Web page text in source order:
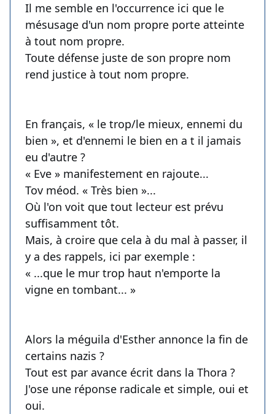
Il me semble en l'occurrence ici que le
mésusage d'un nom propre porte atteinte
à tout nom propre.
Toute défense juste de son propre nom
rend justice à tout nom propre.
En français, « le trop/le mieux, ennemi du
bien », et d'ennemi le bien en a t il jamais
eu d'autre ?
« Eve » manifestement en rajoute...
Tov méod. « Très bien »...
Où l'on voit que tout lecteur est prévu
suffisamment tôt.
Mais, à croire que cela à du mal à passer, il
y a des rappels, ici par exemple :
« ...que le mur trop haut n'emporte la
vigne en tombant... »
Alors la méguila d'Esther annonce la fin de
certains nazis ?
Tout est par avance écrit dans la Thora ?
J'ose une réponse radicale et simple, oui et
oui.